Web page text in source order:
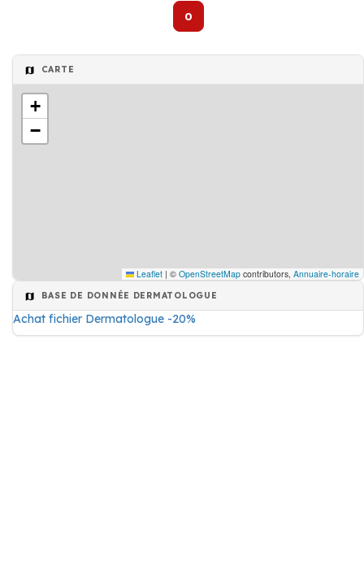
0
CARTE
+
−
Leaflet | © OpenStreetMap contributors, Annuaire-horaire
BASE DE DONNÉE DERMATOLOGUE
Achat fichier Dermatologue -20%